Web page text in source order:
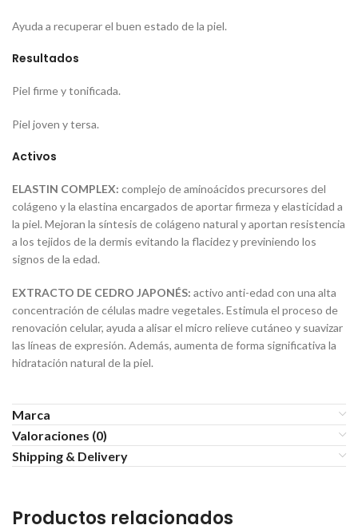
Ayuda a recuperar el buen estado de la piel.
Resultados
Piel firme y tonificada.
Piel joven y tersa.
Activos
ELASTIN COMPLEX: complejo de aminoácidos precursores del
colágeno y la elastina encargados de aportar firmeza y elasticidad a
la piel. Mejoran la síntesis de colágeno natural y aportan resistencia
a los tejidos de la dermis evitando la flacidez y previniendo los
signos de la edad.
EXTRACTO DE CEDRO JAPONÉS: activo anti-edad con una alta
concentración de células madre vegetales. Estimula el proceso de
renovación celular, ayuda a alisar el micro relieve cutáneo y suavizar
las líneas de expresión. Además, aumenta de forma significativa la
hidratación natural de la piel.
Marca
Valoraciones (0)
Shipping & Delivery
Productos relacionados